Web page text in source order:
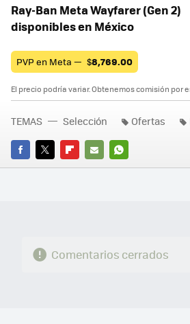
Ray-Ban Meta Wayfarer (Gen 2)
disponibles en México
PVP en Meta — $8,769.00
El precio podría variar. Obtenemos comisión por
FACEBOOK
TWITTERFLIPBOARD
E-
WHATSAPP
TEMAS Selección Ofertas
Comentarios cerrados